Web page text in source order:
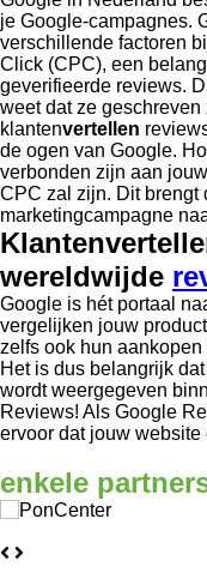
je Google-campagnes.
verschillende factoren
Click (CPC), een
geverifieerde reviews.
weet dat ze
klantenvertellen
de ogen van Google.
verbonden zijn aan
CPC zal zijn. Dit brengt
marketingcampagne
Klanten
wereldwijde
Google is hét portaal
vergelijken jouw
zelfs ook hun
Het is dus belangrijk
wordt weergegeven
Reviews! Als Google
ervoor dat jouw
enkele